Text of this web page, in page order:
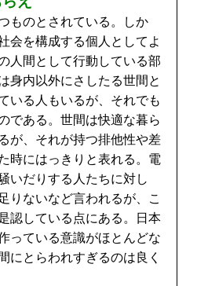
ものとされている。しか
会を構成する個人としてよ
人間として行動している部
身内以外にさしたる世間と
いる人もいるが、それでも
である。世間は快適な暮ら
が、それが持つ排他性や差
時にはっきりと表れる。電
いだりする人たちに対し
りないなど言われるが、こ
認している点にある。日本
っている意識がほとんどな
にとらわれすぎるのは良く